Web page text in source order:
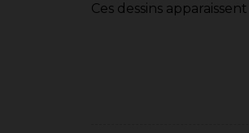
Ces dessins